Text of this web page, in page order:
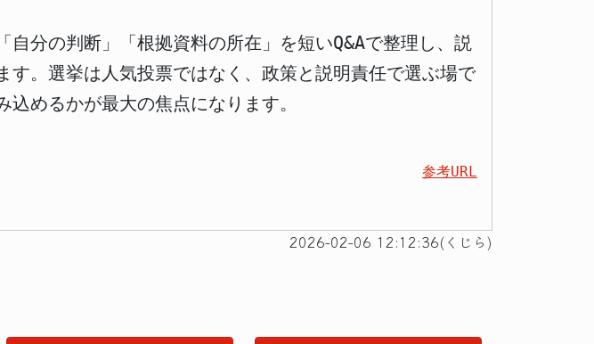
分の判断」「根拠資料の所在」を短いQ&Aで整理し、説
。選挙は人気投票ではなく、政策と説明責任で選ぶ場で
めるかが最大の焦点になります。
参考URL
2026-02-06 12:12:36(くじら)